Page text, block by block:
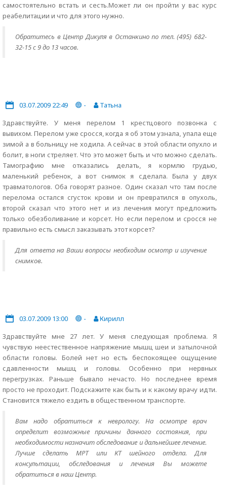
самостоятельно встать и сесть.Может ли он пройти у вас курс
реабелитации и что для этого нужно.
Обратитесь в Центр Дикуля в Останкино по тел. (495) 682-
32-15 с 9 до 13 часов.
03.07.2009 22:49 -
Татьна
Здравствуйте. У меня перелом 1 крестцового позвонка с
вывихом. Перелом уже сросся, когда я об этом узнала, упала еще
зимой а в больницу не ходила. А сейчас в этой области опухло и
болит, в ноги стреляет. Что это может быть и что можно сделать.
Тамографию мне отказались делать, я кормлю грудью,
маленький ребенок, а вот снимок я сделала. Была у двух
травматологов. Оба говорят разное. Один сказал что там после
перелома остался сгусток крови и он превратился в опухоль,
второй сказал что этого нет и из лечения могут предложить
только обезболивание и корсет. Но если перелом и сросся не
правильно есть смысл заказывать этот корсет?
Для ответа на Ваши вопросы необходим осмотр и изучение
снимков.
03.07.2009 13:00 -
Кирилл
Здравствуйте мне 27 лет. У меня следующая проблема. Я
чувствую неестественное напряжение мышц шеи и затылочной
области головы. Болей нет но есть беспокоящее ощущение
сдавленности мышц и головы. Особенно при нервных
перегрузках. Раньше бывало нечасто. Но последнее время
просто не проходит. Подскажите как быть и к какому врачу идти.
Становится тяжело ездить в общественном транспорте.
Вам надо обратиться к неврологу. На осмотре врач
определит возможные причины данного состояния, при
необходимости назначит обследование и дальнейшее лечение.
Лучше сделать МРТ или КТ шейного отдела. Для
консультации, обследования и лечения Вы можете
обратиться в наш Центр.